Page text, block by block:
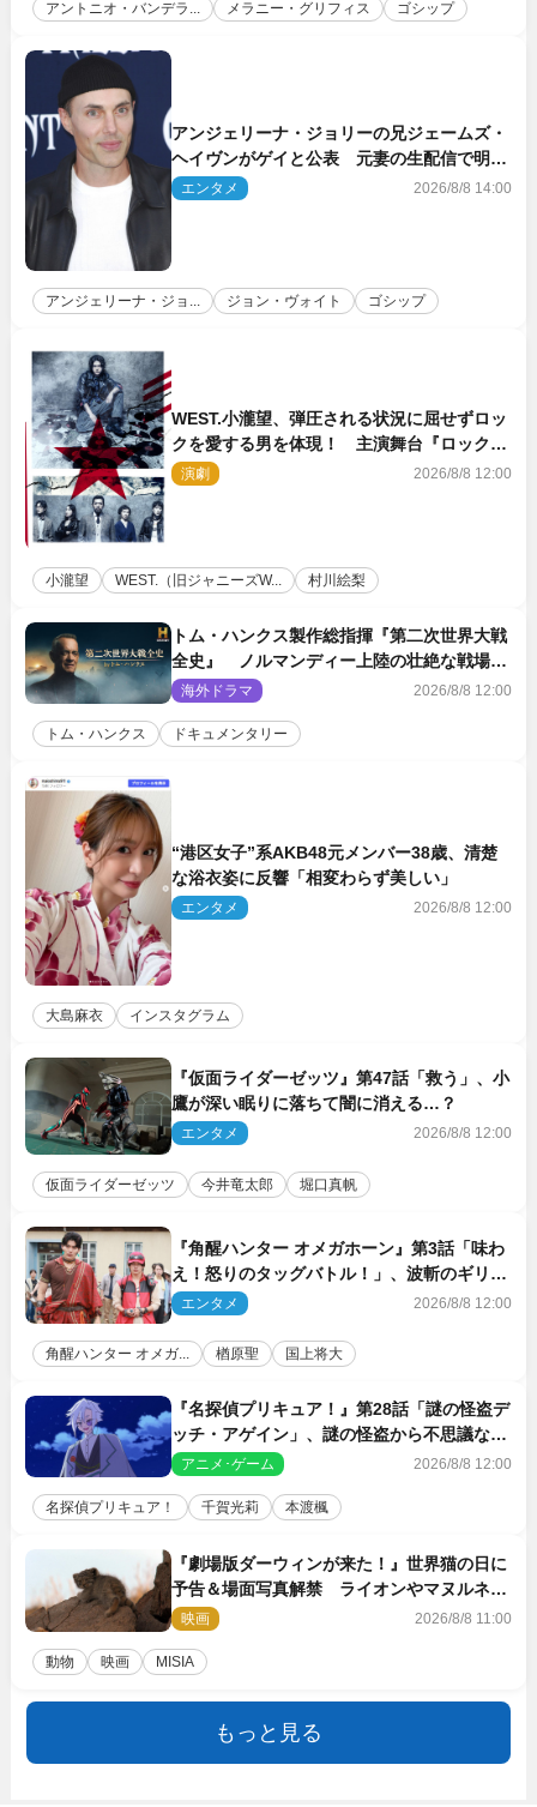
アントニオ・バンデラ... メラニー・グリフィス ゴシップ
アンジェリーナ・ジョリーの兄ジェームズ・
ヘイヴンがゲイと公表 元妻の生配信で明ら
かに
エンタメ 2026/8/8 14:00
アンジェリーナ・ジョ... ジョン・ヴォイト ゴシップ
WEST.小瀧望、弾圧される状況に屈せずロッ
クを愛する男を体現！ 主演舞台『ロックン
ロール』ビジュアル解禁
演劇 2026/8/8 12:00
小瀧望 WEST.（旧ジャニーズW... 村川絵梨
トム・ハンクス製作総指揮『第二次世界大戦
全史』 ノルマンディー上陸の壮絶な戦場を
収めた特別映像解禁
海外ドラマ 2026/8/8 12:00
トム・ハンクス ドキュメンタリー
“港区女子”系AKB48元メンバー38歳、清楚
な浴衣姿に反響「相変わらず美しい」
エンタメ 2026/8/8 12:00
大島麻衣 インスタグラム
『仮面ライダーゼッツ』第47話「救う」、小
鷹が深い眠りに落ちて闇に消える…？
エンタメ 2026/8/8 12:00
仮面ライダーゼッツ 今井竜太郎 堀口真帆
『角醒ハンター オメガホーン』第3話「味わ
え！怒りのタッグバトル！」、波斬のギリコ
がハンターバトルを挑んできた！
エンタメ 2026/8/8 12:00
角醒ハンター オメガ... 楢原聖 国上将大
『名探偵プリキュア！』第28話「謎の怪盗デ
ッチ・アゲイン」、謎の怪盗から不思議な予
告状が届く
アニメ･ゲーム 2026/8/8 12:00
名探偵プリキュア！ 千賀光莉 本渡楓
『劇場版ダーウィンが来た！』世界猫の日に
予告＆場面写真解禁 ライオンやマヌルネコ
の赤ちゃんが大集合
映画 2026/8/8 11:00
動物 映画 MISIA
もっと見る